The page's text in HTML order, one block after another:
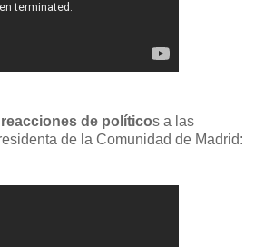
reacciones de políticos a las
de la Comunidad de Madrid: